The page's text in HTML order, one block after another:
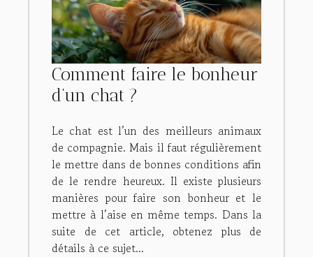
Comment faire le bonheur
d’un chat ?
Le chat est l’un des meilleurs animaux
de compagnie. Mais il faut régulièrement
le mettre dans de bonnes conditions afin
de le rendre heureux. Il existe plusieurs
manières pour faire son bonheur et le
mettre à l’aise en même temps. Dans la
suite de cet article, obtenez plus de
détails à ce sujet...